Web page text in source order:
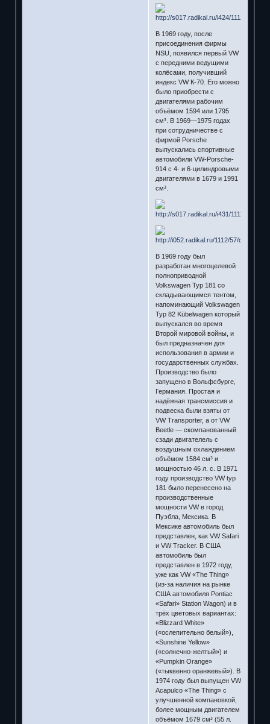
В 1969 году, после
присоединения фирмы
NSU, появился первый VW
с передними ведущими
колёсами, получивший
индекс VW К-70. Его можно
было приобрести с
двигателями рабочим
объёмом 1594 или 1795
см³. В 1969—1975 годах
при сотрудничестве с
фирмой Porsche
выпускались спортивные
автомобили VW-Porsche-
914 с 4- и 6-цилиндровыми
двигателями в 1679 и 1991
см³.
В 1969 году был
разработан многоцелевой
полноприводной
Volkswagen Typ 181 со
складывающимся тентом,
напоминающий Volkswagen
Typ 82 Kübelwagen который
выпускался во время
Второй мировой войны, и
был предназначен для
использования в армии и
государственных службах.
Производство было
запущено в Вольфсбурге,
Германия. Простая и
надёжная трансмиссия и
подвеска были взяты от
VW Transporter, а от VW
Beetle — скомпанованный
сзади двигателель с
воздушным охлаждением
объёмом 1584 см³ и
мощностью 46 л. с. В 1971
году производство VW typ
181 было перенесено на
производственные
мощности VW в город
Пуэбла, Мексика. В
Мексике автомобиль был
представлен, как VW Safari
и VW Tracker. В США
автомобиль был
представлен в 1972 году,
уже как VW «The Thing»
(из-за наличия на рынке
США автомобиля Pontiac
«Safari» Station Wagon) и в
трёх цветовых вариантах:
«Blizzard White»
(«ослепительно белый»),
«Sunshine Yellow»
(«солнечно-желтый») и
«Pumpkin Orange»
(«тыквенно оранжевый»). В
1974 году был выпущен VW
Acapulco «The Thing» с
улучшенной компановкой,
более мощным двигателем
объёмом 1679 см³ (55 л.